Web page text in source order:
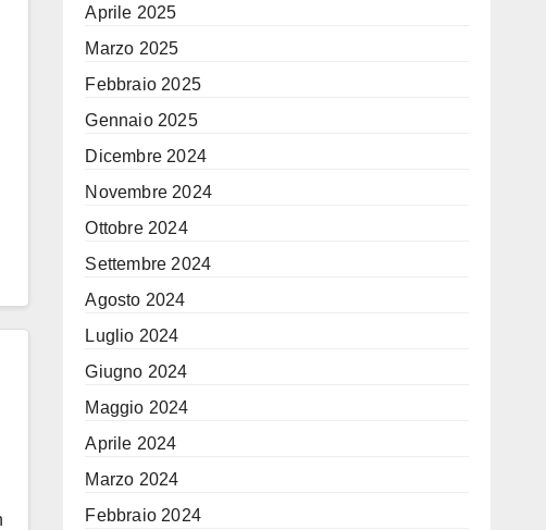
Aprile 2025
Marzo 2025
Febbraio 2025
Gennaio 2025
Dicembre 2024
Novembre 2024
Ottobre 2024
Settembre 2024
Agosto 2024
Luglio 2024
Giugno 2024
Maggio 2024
Aprile 2024
Marzo 2024
Febbraio 2024